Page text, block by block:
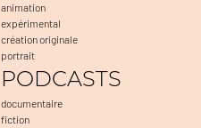
animation
expérimental
création originale
portrait
PODCASTS
documentaire
fiction